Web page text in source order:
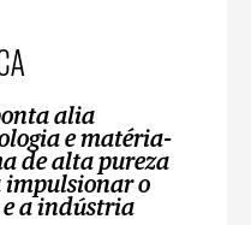
alia
e matéria-
de alta pureza
impulsionar o
e a indústria